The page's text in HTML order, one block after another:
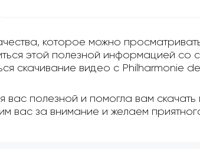
которое можно
этой полезной информацией со
скачивание видео с Philharmonie de
полезной и помогла вам
вас за внимание и желаем